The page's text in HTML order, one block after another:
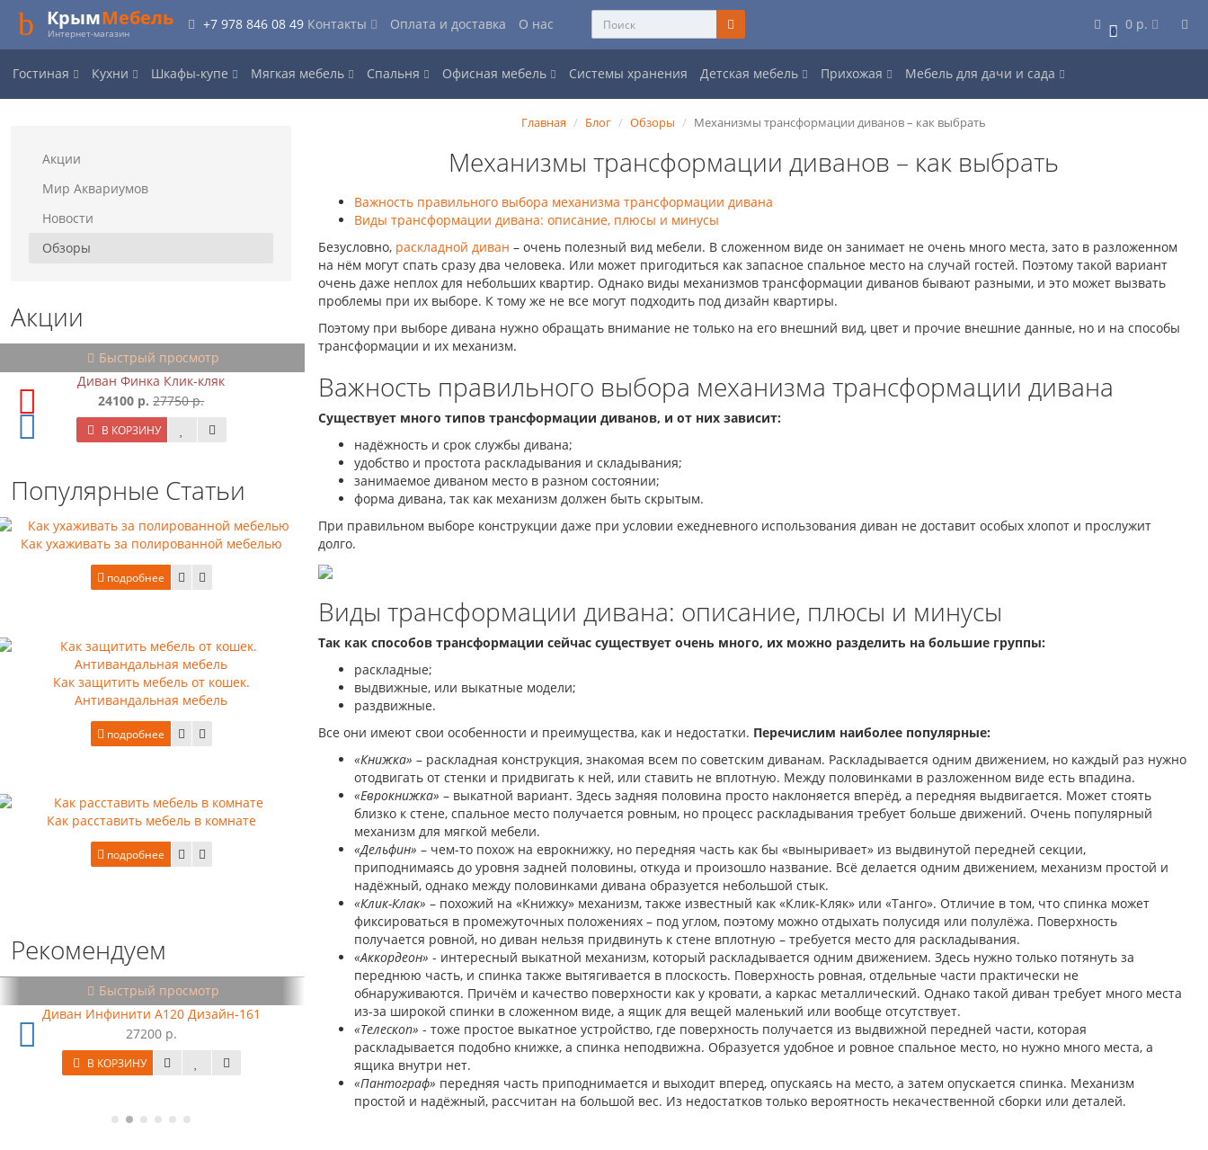
КрымМебель
Интернет-магазин
+7 978 846 08 49 Контакты Оплата и доставка О нас 0 0 р.
Гостиная Кухни Шкафы-купе Мягкая мебель Спальня Офисная мебель Системы хранения Детская мебель Прихожая Мебель для дачи и сада
Акции
Мир Аквариумов
Новости
Обзоры
Акции
Быстрый просмотр
Диван Финка Клик-кляк
24100 р. 27750 р.
В КОРЗИНУ
Популярные Статьи
Как ухаживать за полированной мебелью
подробнее
Как защитить мебель от кошек.
Антивандальная мебель
подробнее
Как расставить мебель в комнате
подробнее
Рекомендуем
Дизайн-161
Матрас на независимых пружинах Гефест
Быстрый просмотр
Кресло BK-8
12376 р.
Быстрый просмотр
Компьютерное кресло МЕТТА BP-8
11382 р.
Главная Блог Обзоры Механизмы трансформации диванов – как выбрать
Механизмы трансформации диванов – как выбрать
Важность правильного выбора механизма трансформации дивана
Виды трансформации дивана: описание, плюсы и минусы
Безусловно, раскладной диван – очень полезный вид мебели. В сложенном виде он занимает не очень много места, зато в разложенном
на нём могут спать сразу два человека. Или может пригодиться как запасное спальное место на случай гостей. Поэтому такой вариант
очень даже неплох для небольших квартир. Однако виды механизмов трансформации диванов бывают разными, и это может вызвать
проблемы при их выборе. К тому же не все могут подходить под дизайн квартиры.
Поэтому при выборе дивана нужно обращать внимание не только на его внешний вид, цвет и прочие внешние данные, но и на способы
трансформации и их механизм.
Важность правильного выбора механизма трансформации дивана
Существует много типов трансформации диванов, и от них зависит:
надёжность и срок службы дивана;
удобство и простота раскладывания и складывания;
занимаемое диваном место в разном состоянии;
форма дивана, так как механизм должен быть скрытым.
При правильном выборе конструкции даже при условии ежедневного использования диван не доставит особых хлопот и прослужит
долго.
Виды трансформации дивана: описание, плюсы и минусы
Так как способов трансформации сейчас существует очень много, их можно разделить на большие группы:
раскладные;
выдвижные, или выкатные модели;
раздвижные.
Все они имеют свои особенности и преимущества, как и недостатки. Перечислим наиболее популярные:
«Книжка» – раскладная конструкция, знакомая всем по советским диванам. Раскладывается одним движением, но каждый раз нужно
отодвигать от стенки и придвигать к ней, или ставить не вплотную. Между половинками в разложенном виде есть впадина.
«Еврокнижка» – выкатной вариант. Здесь задняя половина просто наклоняется вперёд, а передняя выдвигается. Может стоять
близко к стене, спальное место получается ровным, но процесс раскладывания требует больше движений. Очень популярный
механизм для мягкой мебели.
«Дельфин» – чем-то похож на еврокнижку, но передняя часть как бы «выныривает» из выдвинутой передней секции,
приподнимаясь до уровня задней половины, откуда и произошло название. Всё делается одним движением, механизм простой и
надёжный, однако между половинками дивана образуется небольшой стык.
«Клик-Клак» – похожий на «Книжку» механизм, также известный как «Клик-Кляк» или «Танго». Отличие в том, что спинка может
фиксироваться в промежуточных положениях – под углом, поэтому можно отдыхать полусидя или полулёжа. Поверхность
получается ровной, но диван нельзя придвинуть к стене вплотную – требуется место для раскладывания.
«Аккордеон» - интересный выкатной механизм, который раскладывается одним движением. Здесь нужно только потянуть за
переднюю часть, и спинка также вытягивается в плоскость. Поверхность ровная, отдельные части практически не
обнаруживаются. Причём и качество поверхности как у кровати, а каркас металлический. Однако такой диван требует много места
из-за широкой спинки в сложенном виде, а ящик для вещей маленький или вообще отсутствует.
«Телескоп» - тоже простое выкатное устройство, где поверхность получается из выдвижной передней части, которая
раскладывается подобно книжке, а спинка неподвижна. Образуется удобное и ровное спальное место, но нужно много места, а
ящика внутри нет.
«Пантограф» передняя часть приподнимается и выходит вперед, опускаясь на место, а затем опускается спинка. Механизм
простой и надёжный, рассчитан на большой вес. Из недостатков только вероятность некачественной сборки или деталей.